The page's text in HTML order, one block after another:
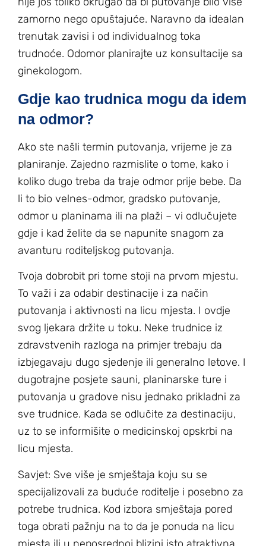
zamorno nego opuštajuće. Naravno da idealan
trenutak zavisi i od individualnog toka
trudnoće. Odomor planirajte uz konsultacije sa
ginekologom.
Gdje kao trudnica mogu da idem
na odmor?
Ako ste našli termin putovanja, vrijeme je za
planiranje. Zajedno razmislite o tome, kako i
koliko dugo treba da traje odmor prije bebe. Da
li to bio velnes-odmor, gradsko putovanje,
odmor u planinama ili na plaži – vi odlučujete
gdje i kad želite da se napunite snagom za
avanturu roditeljskog putovanja.
Tvoja dobrobit pri tome stoji na prvom mjestu.
To važi i za odabir destinacije i za način
putovanja i aktivnosti na licu mjesta. I ovdje
svog ljekara držite u toku. Neke trudnice iz
zdravstvenih razloga na primjer trebaju da
izbjegavaju dugo sjedenje ili generalno letove. I
dugotrajne posjete sauni, planinarske ture i
putovanja u gradove nisu jednako prikladni za
sve trudnice. Kada se odlučite za destinaciju,
uz to se informišite o medicinskoj opskrbi na
licu mjesta.
Savjet: Sve više je smještaja koju su se
specijalizovali za buduće roditelje i posebno za
potrebe trudnica. Kod izbora smještaja pored
toga obrati pažnju na to da je ponuda na licu
mjesta ili u neposrednoj blizini isto atraktivna